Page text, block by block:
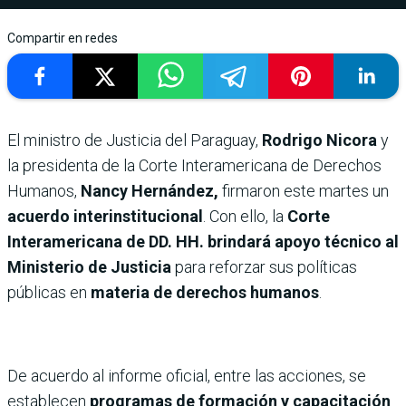
Compartir en redes
El ministro de Justicia del Paraguay, Rodrigo Nicora y
la presidenta de la Corte Interamericana de Derechos
Humanos, Nancy Hernández, firmaron este martes un
acuerdo interinstitucional . Con ello, la Corte
Interamericana de DD. HH. brindará apoyo técnico al
Ministerio de Justicia para reforzar sus políticas
públicas en materia de derechos humanos
De acuerdo al informe oficial, entre las acciones, se
establecen programas de formación y capacitación